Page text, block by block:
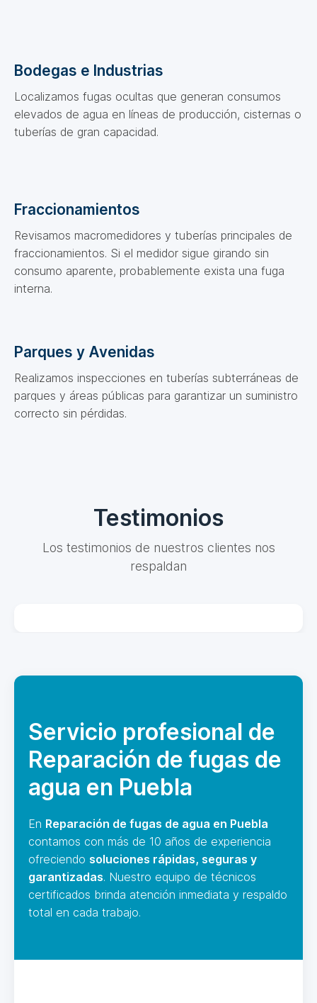
Bodegas e Industrias
Localizamos fugas ocultas que generan consumos
elevados de agua en líneas de producción, cisternas o
tuberías de gran capacidad.
Fraccionamientos
Revisamos macromedidores y tuberías principales de
fraccionamientos. Si el medidor sigue girando sin
consumo aparente, probablemente exista una fuga
interna.
Parques y Avenidas
Realizamos inspecciones en tuberías subterráneas de
parques y áreas públicas para garantizar un suministro
correcto sin pérdidas.
Testimonios
Los testimonios de nuestros clientes nos
respaldan
Servicio profesional de
Reparación de fugas de
agua en Puebla
En Reparación de fugas de agua en Puebla
contamos con más de 10 años de experiencia
ofreciendo soluciones rápidas, seguras y
garantizadas. Nuestro equipo de técnicos
certificados brinda atención inmediata y respaldo
total en cada trabajo.